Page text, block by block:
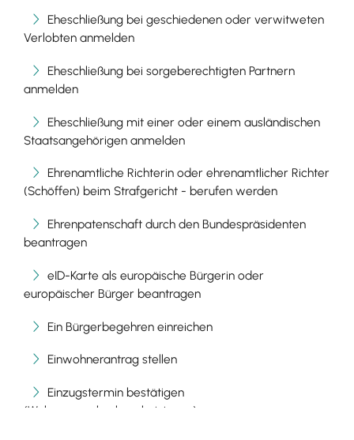
Eheschließung bei geschiedenen oder verwitweten
Verlobten anmelden
Eheschließung bei sorgeberechtigten Partnern
anmelden
Eheschließung mit einer oder einem ausländischen
Staatsangehörigen anmelden
Ehrenamtliche Richterin oder ehrenamtlicher Richter
(Schöffen) beim Strafgericht - berufen werden
Ehrenpatenschaft durch den Bundespräsidenten
beantragen
eID-Karte als europäische Bürgerin oder
europäischer Bürger beantragen
Ein Bürgerbegehren einreichen
Einwohnerantrag stellen
Einzugstermin bestätigen
(Wohnungsgeberbescheinigung)